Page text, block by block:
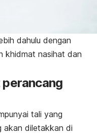
dahulu dengan
khidmat nasihat dan
perancang
tali yang
akan diletakkan di